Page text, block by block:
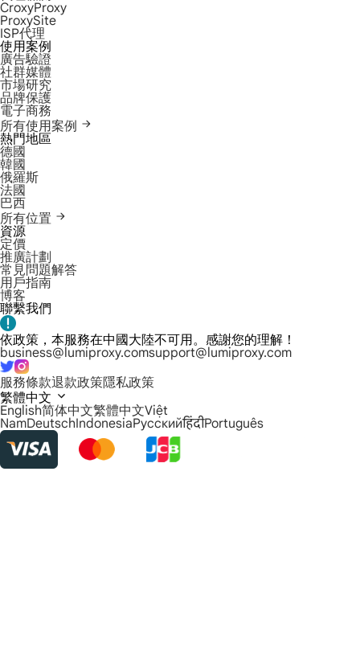
CroxyProxy
ProxySite
ISP代理
使用案例
廣告驗證
社群媒體
市場研究
品牌保護
電子商務
所有使用案例
熱門地區
德國
韓國
俄羅斯
法國
巴西
所有位置
資源
定價
推廣計劃
常見問題解答
用戶指南
博客
聯繫我們
依政策，本服務在中國大陸不可用。感謝您的理解！
business@lumiproxy.comsupport@lumiproxy.com
服務條款退款政策隱私政策
繁體中文
English简体中文繁體中文Việt
NamDeutschIndonesiaРусскийहिंदीPortuguês